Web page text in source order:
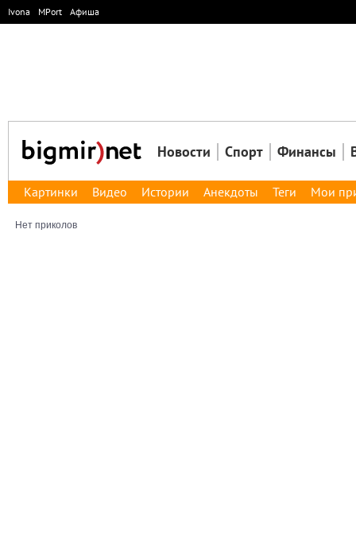
Ivona MPort Афиша
Новости Спорт Финансы
Картинки Видео Истории Анекдоты Теги Мои
Нет приколов